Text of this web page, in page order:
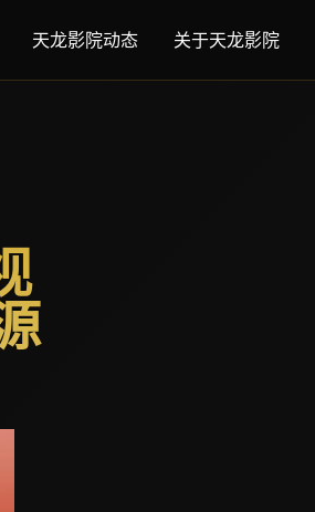
天龙影院动态 关于天龙影院